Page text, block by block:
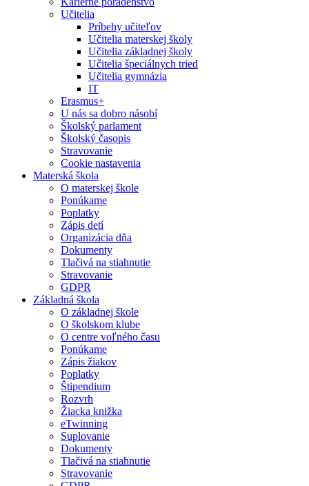
Učitelia
Príbehy učiteľov
Učitelia materskej školy
Učitelia základnej školy
Učitelia špeciálnych tried
Učitelia gymnázia
IT
Erasmus+
U nás sa dobro násobí
Školský parlament
Školský časopis
Stravovanie
Cookie nastavenia
Materská škola
O materskej škole
Ponúkame
Poplatky
Zápis detí
Organizácia dňa
Dokumenty
Tlačivá na stiahnutie
Stravovanie
GDPR
Základná škola
O základnej škole
O školskom klube
O centre voľného času
Ponúkame
Zápis žiakov
Poplatky
Štipendium
Rozvrh
Žiacka knižka
eTwinning
Suplovanie
Dokumenty
Tlačivá na stiahnutie
Stravovanie